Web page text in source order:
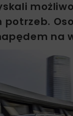
potrzeb.
na